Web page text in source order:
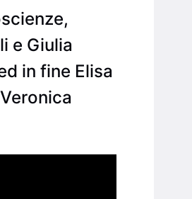
e Giulia
in fine Elisa